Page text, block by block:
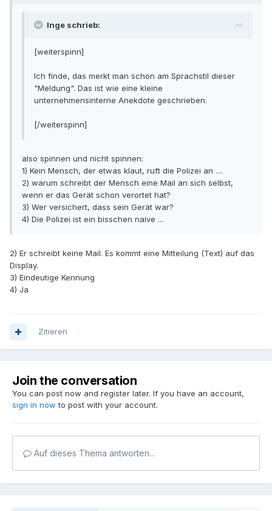
Inge schrieb:
[weiterspinn]
Ich finde, das merkt man schon am Sprachstil dieser
"Meldung". Das ist wie eine kleine
unternehmensinterne Anekdote geschrieben.
[/weiterspinn]
also spinnen und nicht spinnen:
1) Kein Mensch, der etwas klaut, ruft die Polizei an ....
2) warum schreibt der Mensch eine Mail an sich selbst,
wenn er das Gerät schon verortet hat?
3) Wer versichert, dass sein Gerät war?
4) Die Polizei ist ein bisschen naive ...
2) Er schreibt keine Mail. Es kommt eine Mitteilung (Text) auf das
Display.
3) Eindeutige Kennung
4) Ja
Zitieren
Join the conversation
You can post now and register later. If you have an account,
sign in now to post with your account.
Auf dieses Thema antworten...